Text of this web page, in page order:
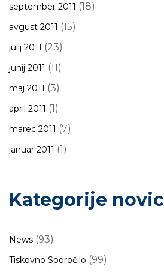
september 2011 (18)
avgust 2011 (15)
julij 2011 (23)
junij 2011 (11)
maj 2011 (3)
april 2011 (1)
marec 2011 (7)
januar 2011 (1)
Kategorije novic
News (93)
Tiskovno Sporočilo (99)